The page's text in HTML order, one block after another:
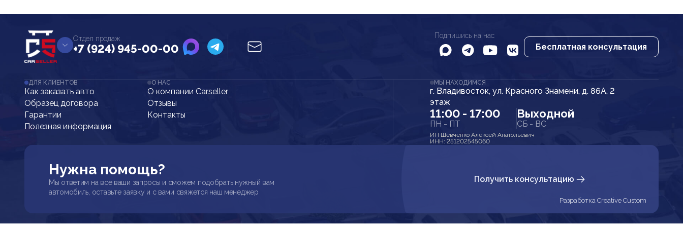
Отдел продаж
+7 (924) 945-00-00
Подпишись на нас
Бесплатная консультация
ДЛЯ КЛИЕНТОВ
Как заказать авто
Образец договора
Гарантии
Полезная информация
О НАС
О компании Carseller
Отзывы
Контакты
МЫ НАХОДИМСЯ
г. Владивосток, ул. Красного Знамени, д. 86А, 2
этаж
11:00 - 17:00
ПН - ПТ
Выходной
СБ - ВС
ИП Шевченко Алексей Анатольевич
ИНН: 251202545060
Нужна помощь?
Мы ответим на все ваши запросы и сможем подобрать нужный вам
автомобиль, оставьте заявку и с вами свяжется наш менеджер
Получить консультацию
Разработка Creative Custom